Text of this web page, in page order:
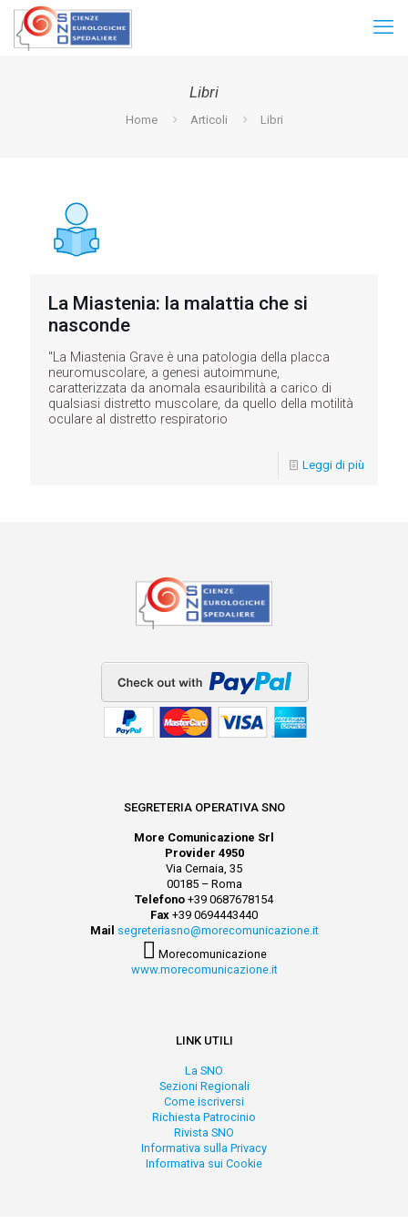
Libri
Home Articoli Libri
La Miastenia: la malattia che si
nasconde
"La Miastenia Grave è una patologia della placca
neuromuscolare, a genesi autoimmune,
caratterizzata da anomala esauribilità a carico di
qualsiasi distretto muscolare, da quello della motilità
oculare al distretto respiratorio
Leggi di più
SEGRETERIA OPERATIVA SNO
More Comunicazione Srl
Provider 4950
Via Cernaia, 35
00185 – Roma
Telefono +39 0687678154
Fax +39 0694443440
Mail segreteriasno@morecomunicazione.it
Morecomunicazione
www.morecomunicazione.it
LINK UTILI
La SNO
Sezioni Regionali
Come iscriversi
Richiesta Patrocinio
Rivista SNO
Informativa sulla Privacy
Informativa sui Cookie